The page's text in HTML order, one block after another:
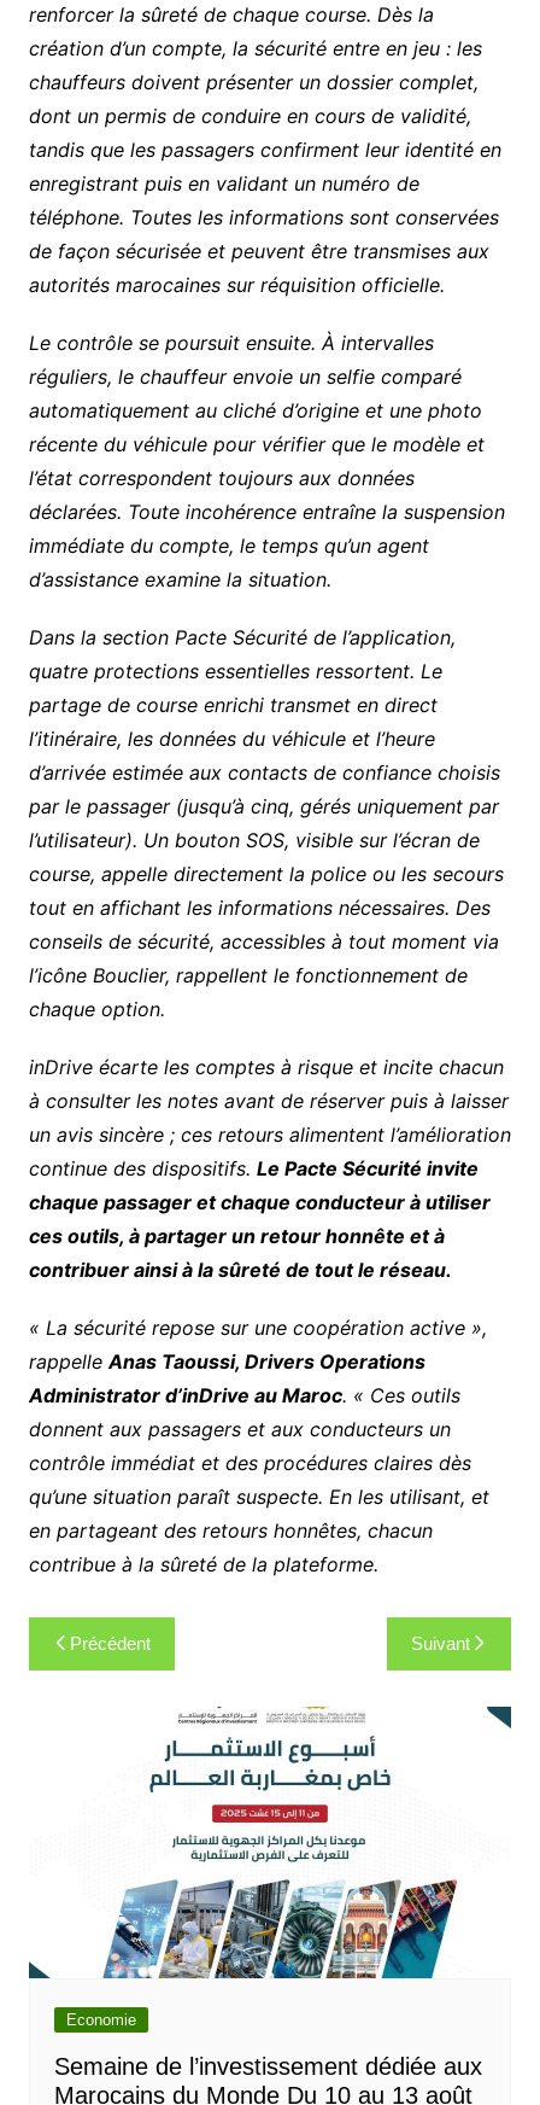
renforcer la sûreté de chaque course. Dès la
création d’un compte, la sécurité entre en jeu : les
chauffeurs doivent présenter un dossier complet,
dont un permis de conduire en cours de validité,
tandis que les passagers confirment leur identité en
enregistrant puis en validant un numéro de
téléphone. Toutes les informations sont conservées
de façon sécurisée et peuvent être transmises aux
autorités marocaines sur réquisition officielle.
Le contrôle se poursuit ensuite. À intervalles
réguliers, le chauffeur envoie un selfie comparé
automatiquement au cliché d’origine et une photo
récente du véhicule pour vérifier que le modèle et
l’état correspondent toujours aux données
déclarées. Toute incohérence entraîne la suspension
immédiate du compte, le temps qu’un agent
d’assistance examine la situation.
Dans la section Pacte Sécurité de l’application,
quatre protections essentielles ressortent. Le
partage de course enrichi transmet en direct
l’itinéraire, les données du véhicule et l’heure
d’arrivée estimée aux contacts de confiance choisis
par le passager (jusqu’à cinq, gérés uniquement par
l’utilisateur). Un bouton SOS, visible sur l’écran de
course, appelle directement la police ou les secours
tout en affichant les informations nécessaires. Des
conseils de sécurité, accessibles à tout moment via
l’icône Bouclier, rappellent le fonctionnement de
chaque option.
inDrive écarte les comptes à risque et incite chacun
à consulter les notes avant de réserver puis à laisser
un avis sincère ; ces retours alimentent l’amélioration
continue des dispositifs. Le Pacte Sécurité invite
chaque passager et chaque conducteur à utiliser
ces outils, à partager un retour honnête et à
contribuer ainsi à la sûreté de tout le réseau.
« La sécurité repose sur une coopération active »,
rappelle Anas Taoussi, Drivers Operations
Administrator d’inDrive au Maroc. « Ces outils
donnent aux passagers et aux conducteurs un
contrôle immédiat et des procédures claires dès
qu’une situation paraît suspecte. En les utilisant, et
en partageant des retours honnêtes, chacun
contribue à la sûreté de la plateforme.
Navigation
de
Précédent Suivant
Economie
Semaine de l’investissement dédiée aux
Marocains du Monde Du 10 au 13 août